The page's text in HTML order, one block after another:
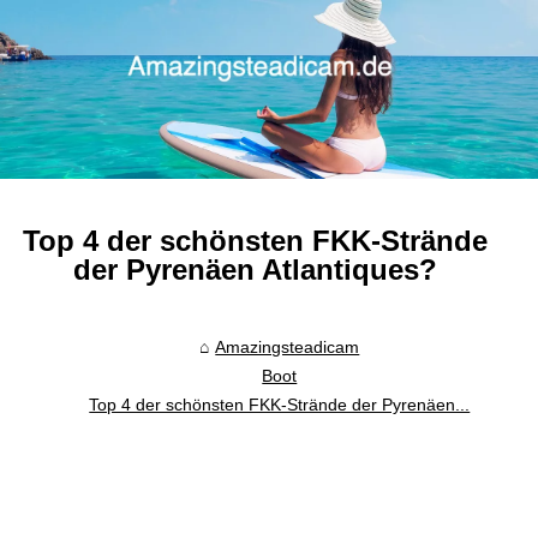
Top 4 der schönsten FKK-Strände
der Pyrenäen Atlantiques?
Amazingsteadicam
Boot
Top 4 der schönsten FKK-Strände der Pyrenäen...